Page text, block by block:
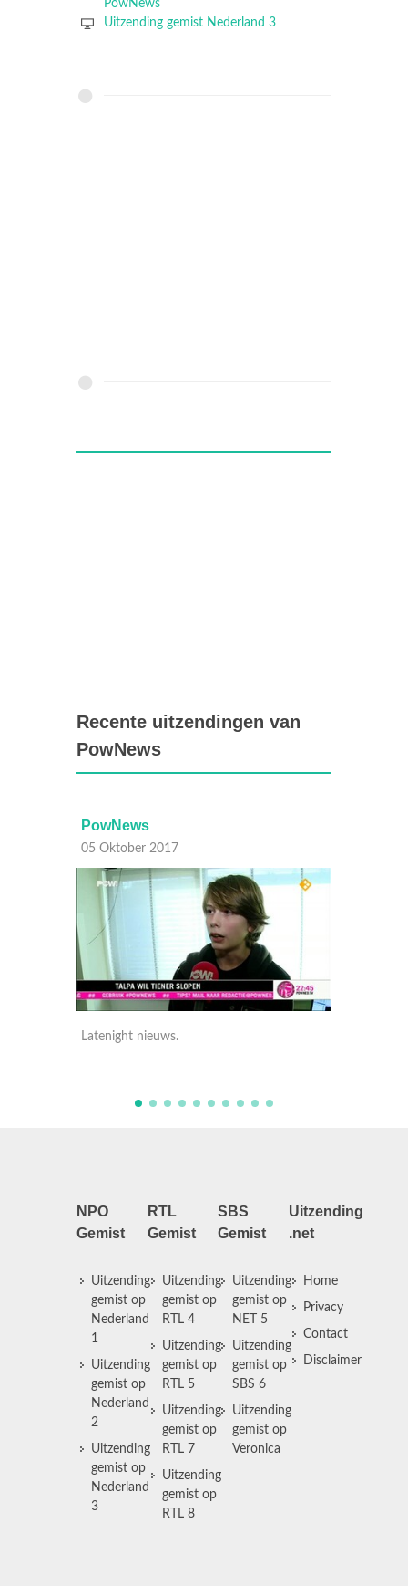
PowNews
Uitzending gemist Nederland 3
Recente uitzendingen van
PowNews
PowNews
05 Oktober 2017
Latenight nieuws.
NPO
Gemist
Uitzending
gemist op
Nederland
1
Uitzending
gemist op
Nederland
2
Uitzending
gemist op
Nederland
3
RTL
Gemist
Uitzending
gemist op
RTL 4
Uitzending
gemist op
RTL 5
Uitzending
gemist op
RTL 7
Uitzending
gemist op
RTL 8
SBS
Gemist
Uitzending
gemist op
NET 5
Uitzending
gemist op
SBS 6
Uitzending
gemist op
Veronica
Uitzending
.net
Home
Privacy
Contact
Disclaimer